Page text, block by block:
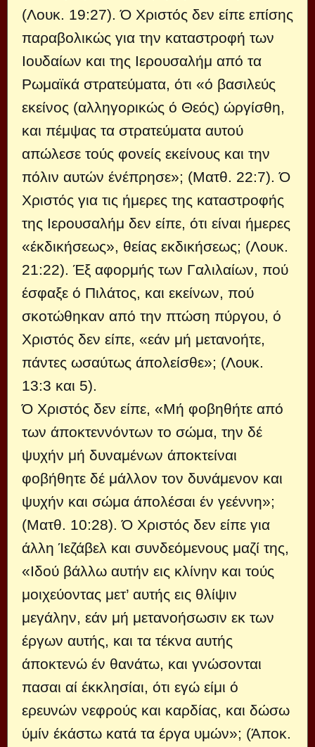
(Λουκ. 19:27). Ό Χριστός δεν είπε επί­σης
παραβολικώς για την καταστροφή των
Ιουδαίων και της Ιερουσαλήμ από τα
Ρωμαϊκά στρατεύματα, ότι «ό βασιλεύς
εκείνος (αλληγορικώς ό Θεός) ώργίσθη,
και πέμψας τα στρατεύματα αυτού
απώλεσε τούς φονείς εκείνους και την
πόλιν αυτών ένέπρησε»; (Ματθ. 22:7). Ό
Χριστός για τις ήμερες της κα­ταστροφής
της Ιερουσαλήμ δεν είπε, ότι είναι ήμερες
«έκδικήσεως», θείας εκδικήσεως; (Λουκ.
21:22). Έξ αφορμής των Γαλιλαίων, πού
έσφαξε ό Πιλάτος, και εκείνων, πού
σκοτώθηκαν από την πτώση πύργου, ό
Χριστός δεν είπε, «εάν μή μετανοήτε,
πάντες ωσαύτως άπολείσθε»; (Λουκ.
13:3 και 5).
Ό Χριστός δεν είπε, «Μή φοβηθήτε από
των άποκτεννόντων το σώμα, την δέ
ψυχήν μή δυναμένων άποκτείναι
φοβήθητε δέ μάλλον τον δυνάμενον και
ψυχήν και σώμα άπολέσαι έν γεέννη»;
(Ματθ. 10:28). Ό Χριστός δεν είπε για
άλλη Ίεζάβελ και συνδεόμενους μαζί της,
«Ιδού βάλλω αυτήν εις κλίνην και τούς
μοιχεύοντας μετ’ αυτής εις θλίψιν
μεγάλην, εάν μή μετανοήσωσιν εκ των
έργων αυτής, και τα τέκνα αυτής
άποκτενώ έν θανάτω, και γνώσονται
πασαι αί έκκλησίαι, ότι εγώ είμι ό
ερευνών νεφρούς και καρδίας, και δώσω
ύμίν έκάστω κατά τα έργα υμών»; (Άποκ.